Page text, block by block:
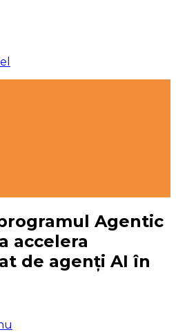
Agentic
accelera
de agenți AI în